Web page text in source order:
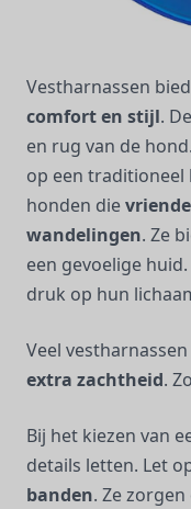
Vestharnassen
comfort en stijl.
en rug van de
op een traditioneel
honden die
wandelingen. Ze
een gevoelige
druk op hun
Veel
extra zachtheid.
Bij het kiezen van
details letten. Let
banden. Ze